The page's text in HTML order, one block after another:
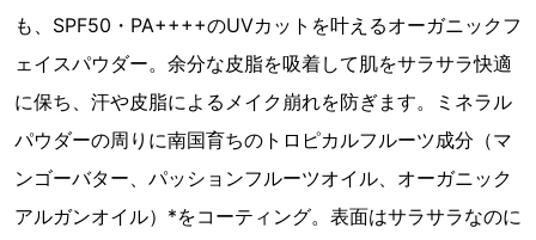
も、SPF50・PA++++のUVカットを叶えるオーガニックフ
ェイスパウダー。余分な皮脂を吸着して肌をサラサラ快適
に保ち、汗や皮脂によるメイク崩れを防ぎます。ミネラル
パウダーの周りに南国育ちのトロピカルフルーツ成分（マ
ンゴーバター、パッションフルーツオイル、オーガニック
アルガンオイル）*をコーティング。表面はサラサラなのに